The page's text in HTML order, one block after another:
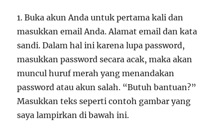
1. Buka akun Anda untuk pertama kali dan
masukkan email Anda. Alamat email dan kata
sandi. Dalam hal ini karena lupa password,
masukkan password secara acak, maka akan
muncul huruf merah yang menandakan
password atau akun salah. “Butuh bantuan?”
Masukkan teks seperti contoh gambar yang
saya lampirkan di bawah ini.